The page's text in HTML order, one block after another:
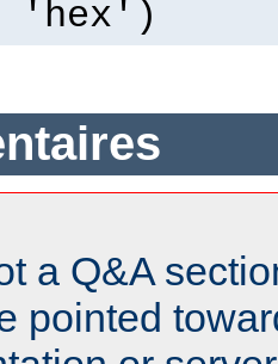
'hex')
a Q&A
pointed